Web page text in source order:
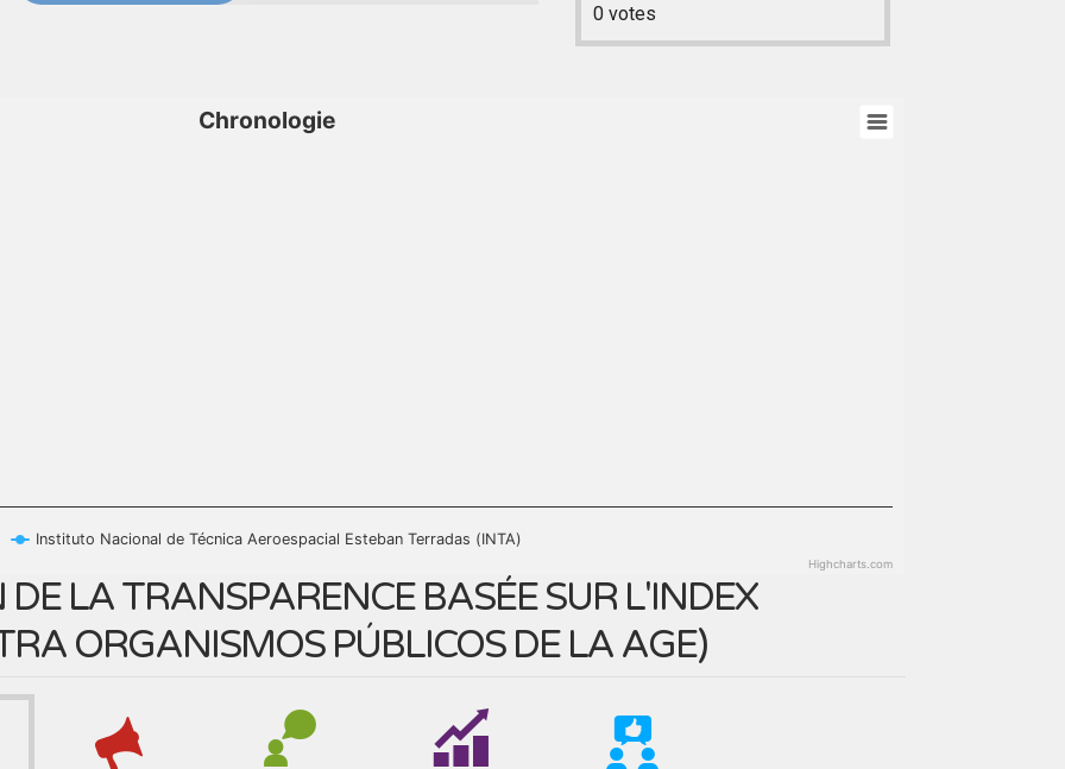
0votes
Chronologie
Instituto Nacional de Técnica Aeroespacial Esteban Terradas (INTA)
Highcharts.com
LA TRANSPARENCE BASÉE SUR L'INDEX
ORGANISMOS PÚBLICOS DE LA AGE)